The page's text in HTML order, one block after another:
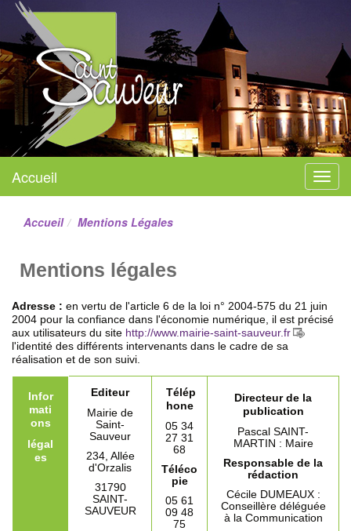
Mairie de Saint-Sauveur
Site officiel
Menu
Accueil
Accueil Mentions Légales
Mentions légales
Adresse : en vertu de l'article 6 de la loi n° 2004-575 du 21 juin
2004 pour la confiance dans l'économie numérique, il est précisé
aux utilisateurs du site http://www.mairie-saint-sauveur.fr
l'identité des différents intervenants dans le cadre de sa
réalisation et de son suivi.
Infor
mati
ons
légal
es
Editeur
Mairie de
Saint-
Sauveur
234, Allée
d'Orzalis
31790
SAINT-
SAUVEUR
Télép
hone
05 34
27 31
68
Téléco
pie
05 61
09 48
75
Directeur de la
publication
Pascal SAINT-
MARTIN : Maire
Responsable de la
rédaction
Cécile DUMEAUX :
Conseillère déléguée
à la Communication